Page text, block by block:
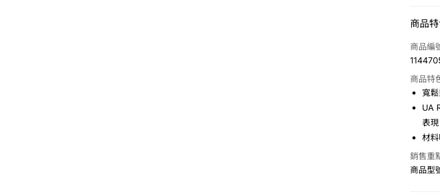
付款
信用卡
LINE
Apple
悠遊付
7-11取
商品
商品編
商品特
寬
UA
表現
材
銷售重
商品型